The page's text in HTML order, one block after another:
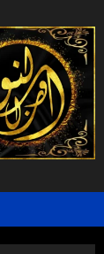
إلى
المحتوى